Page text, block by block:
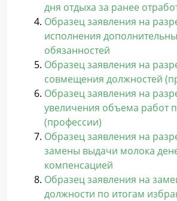
дня отдыха за ранее
Образец заявления на
исполнения
обязанностей
Образец заявления на
совмещения должностей
Образец заявления на
увеличения объема работ
(профессии)
Образец заявления на
замены выдачи молока
компенсацией
Образец заявления на
должности по итогам